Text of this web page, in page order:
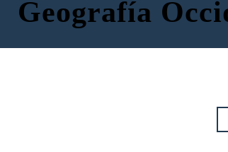
Geografía